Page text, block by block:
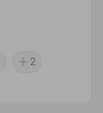
2